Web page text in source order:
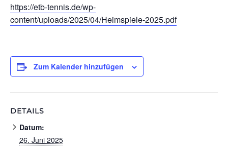
https://etb-tennis.de/wp-
content/uploads/2025/04/Heimspiele-2025.pdf
Zum Kalender hinzufügen
DETAILS
Datum:
26. Juni 2025